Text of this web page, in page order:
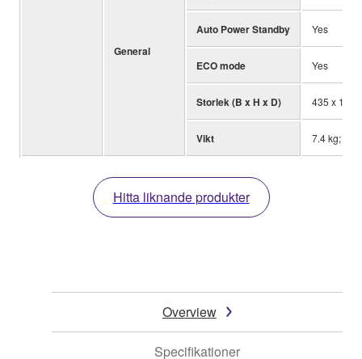
General
Auto Power Standby Yes
ECO mode Yes
Storlek (B x H x D) 435 x 151
Vikt 7.4 kg;
Hitta liknande produkter
Overview
Specifikationer